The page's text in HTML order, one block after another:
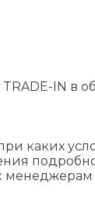
IN в
каких